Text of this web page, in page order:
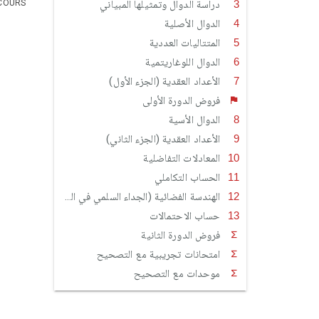
دراسة الدوال وتمثيلها المبياني
الدوال الأصلية
المتتاليات العددية
الدوال اللوغاريتمية
الأعداد العقدية (الجزء الأول)
فروض الدورة الأولى
الدوال الأسية
الأعداد العقدية (الجزء الثاني)
المعادلات التفاضلية
الحساب التكاملي
الهندسة الفضائية (الجداء السلمي في الفضاء - الفلكة - الجداء المتجهي)
حساب الاحتمالات
فروض الدورة الثانية
امتحانات تجريبية مع التصحيح
موحدات مع التصحيح